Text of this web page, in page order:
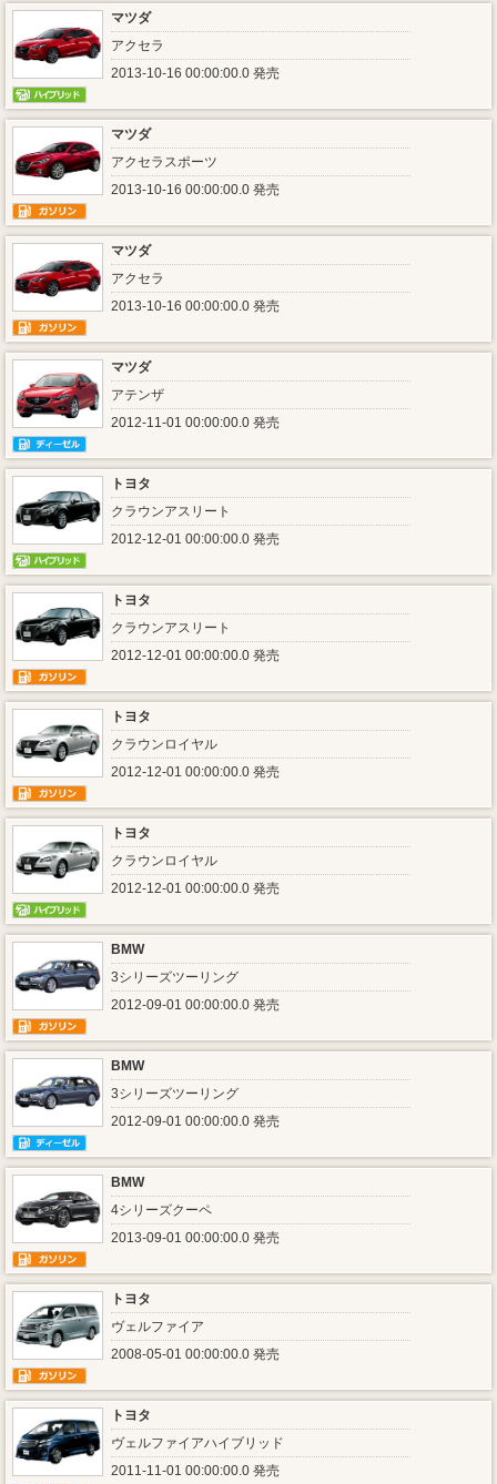
マツダ
アクセラ
2013-10-16 00:00:00.0 発売
マツダ
アクセラスポーツ
2013-10-16 00:00:00.0 発売
マツダ
アクセラ
2013-10-16 00:00:00.0 発売
マツダ
アテンザ
2012-11-01 00:00:00.0 発売
トヨタ
クラウンアスリート
2012-12-01 00:00:00.0 発売
トヨタ
クラウンアスリート
2012-12-01 00:00:00.0 発売
トヨタ
クラウンロイヤル
2012-12-01 00:00:00.0 発売
トヨタ
クラウンロイヤル
2012-12-01 00:00:00.0 発売
BMW
3シリーズツーリング
2012-09-01 00:00:00.0 発売
BMW
3シリーズツーリング
2012-09-01 00:00:00.0 発売
BMW
4シリーズクーペ
2013-09-01 00:00:00.0 発売
トヨタ
ヴェルファイア
2008-05-01 00:00:00.0 発売
トヨタ
ヴェルファイアハイブリッド
2011-11-01 00:00:00.0 発売